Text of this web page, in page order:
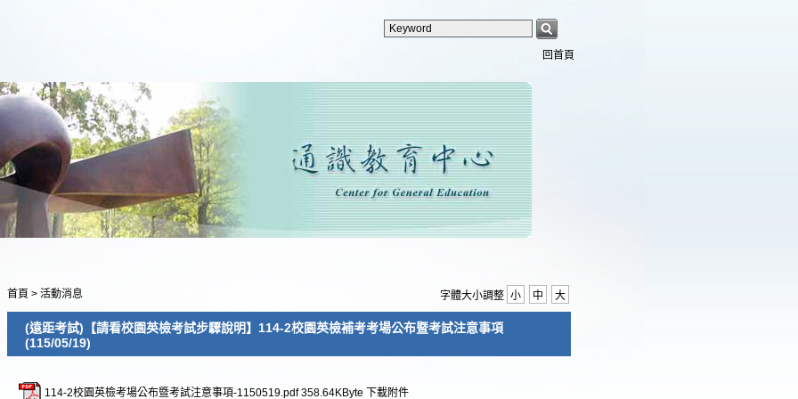
回首頁
首頁 > 活動消息 字體大小調整 小 中 大
(遠距考試)【請看校園英檢考試步驟說明】114-2校園英檢補考考場公布暨考試注意事項
(115/05/19)
114-2校園英檢考場公布暨考試注意事項-1150519.pdf 358.64KByte 下載附件